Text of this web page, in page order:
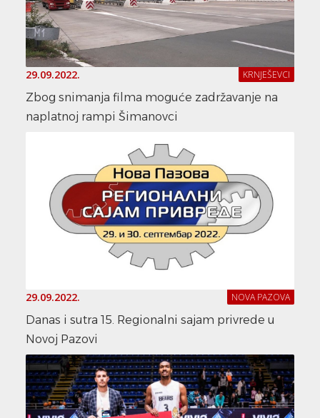
29.09.2022. KRNJEŠEVCI
Zbog snimanja filma moguće zadržavanje na
naplatnoj rampi Šimanovci
29.09.2022. NOVA PAZOVA
Danas i sutra 15. Regionalni sajam privrede u
Novoj Pazovi